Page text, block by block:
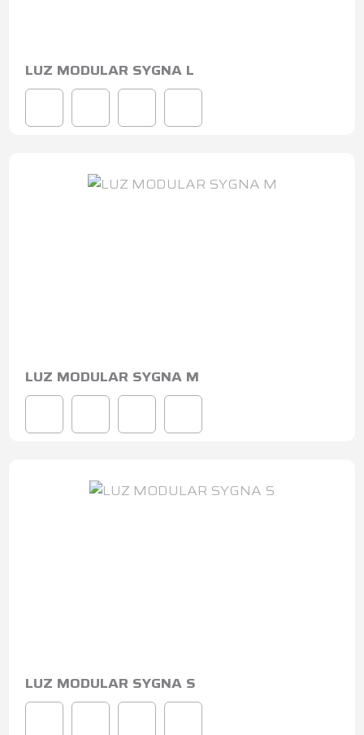
LUZ MODULAR SYGNA L
LUZ MODULAR SYGNA M
LUZ MODULAR SYGNA S